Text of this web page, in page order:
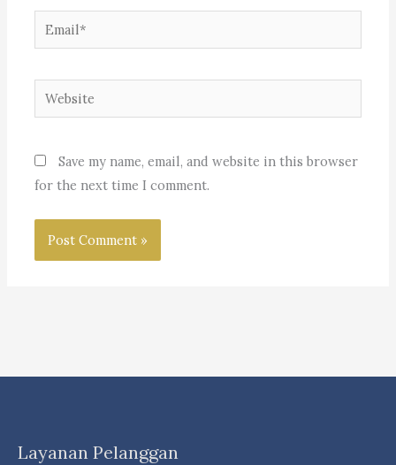
Email*
Website
Save my name, email, and website in this browser
for the next time I comment.
Layanan Pelanggan